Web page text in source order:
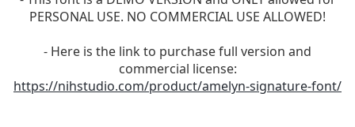
PERSONAL USE. NO COMMERCIAL USE ALLOWED!
- Here is the link to purchase full version and
commercial license:
https://nihstudio.com/product/amelyn-signature-font/